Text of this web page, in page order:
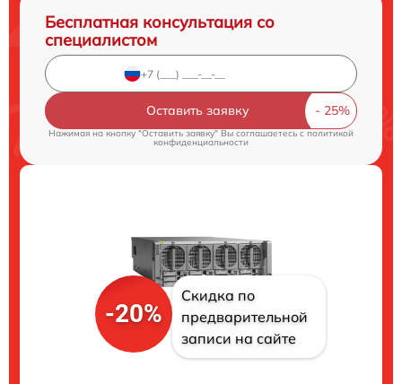
Бесплатная консультация со
специалистом
Оставить заявку
Нажимая на кнопку "Оставить заявку" Вы соглашаетесь cполитикой
конфиденциальности
-20%
Скидка по
предварительной
записи на сайте